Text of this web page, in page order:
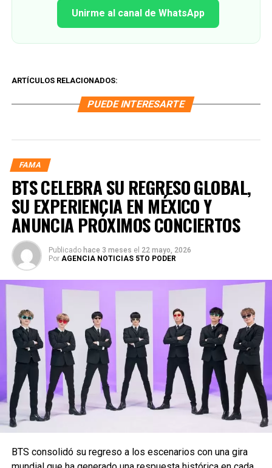
Unirme al canal de WhatsApp
ARTÍCULOS RELACIONADOS:
PUEDE INTERESARTE
FAMA
BTS CELEBRA SU REGRESO GLOBAL,
SU EXPERIENCIA EN MÉXICO Y
ANUNCIA PRÓXIMOS CONCIERTOS
Publicado hace 3 meses el 22 mayo, 2026
Por AGENCIA NOTICIAS 5TO PODER
BTS consolidó su regreso a los escenarios con una gira